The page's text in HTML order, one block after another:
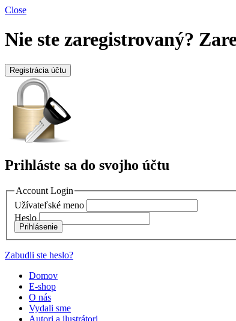
Close
Nie ste zaregistrovaný?
Registrácia účtu
Prihláste sa do svojho účtu
Account Login
Užívateľské meno
Heslo
Prihlásenie
Zabudli ste heslo?
Domov
E-shop
O nás
Vydali sme